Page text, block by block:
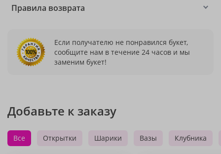
Правила возврата
Если получателю не понравился букет,
сообщите нам в течение 24 часов и мы
заменим букет!
Добавьте к заказу
Все Открытки Шарики Вазы Клубника